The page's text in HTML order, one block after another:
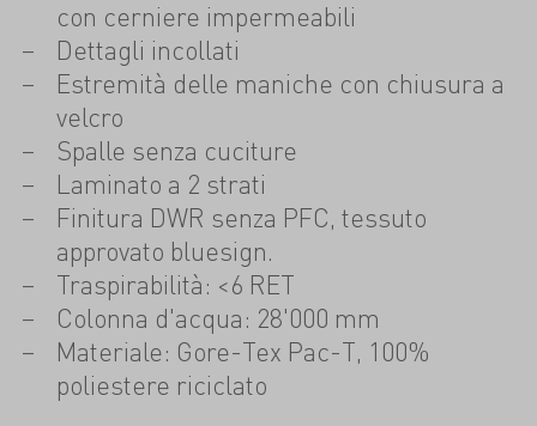
con cerniere impermeabili
Dettagli incollati
Estremità delle maniche con chiusura a
velcro
Spalle senza cuciture
Laminato a 2 strati
Finitura DWR senza PFC, tessuto
approvato bluesign.
Traspirabilità: <6 RET
Colonna d'acqua: 28'000 mm
Materiale: Gore-Tex Pac-T, 100%
poliestere riciclato